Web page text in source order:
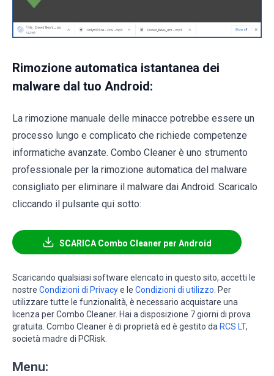
Rimozione automatica istantanea dei
malware dal tuo Android:
La rimozione manuale delle minacce potrebbe essere un
processo lungo e complicato che richiede competenze
informatiche avanzate. Combo Cleaner è uno strumento
professionale per la rimozione automatica del malware
consigliato per eliminare il malware dai Android. Scaricalo
cliccando il pulsante qui sotto:
SCARICA Combo Cleaner per Android
Scaricando qualsiasi software elencato in questo sito, accetti le
nostre Condizioni di Privacye le Condizioni di utilizzo . Per
utilizzare tutte le funzionalità, è necessario acquistare una
licenza per Combo Cleaner. Hai a disposizione 7 giorni di prova
gratuita. Combo Cleaner è di proprietà ed è gestito da RCS LT,
società madre di PCRisk.
Menu: